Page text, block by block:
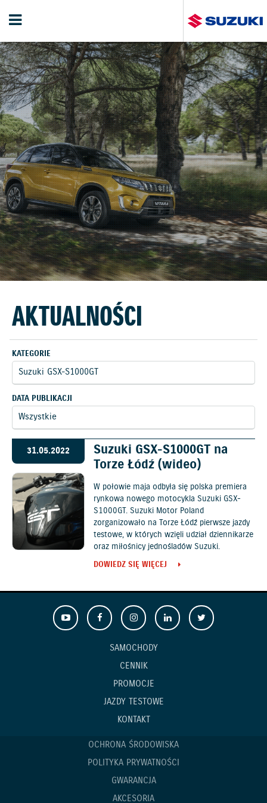
AKTUALNOŚCI
KATEGORIE
DATA PUBLIKACJI
31.05.2022
Suzuki GSX-S1000GT na
Torze Łódź (wideo)
W połowie maja odbyła się polska premiera
rynkowa nowego motocykla Suzuki GSX-
S1000GT. Suzuki Motor Poland
zorganizowało na Torze Łódź pierwsze jazdy
testowe, w których wzięli udział dziennikarze
oraz miłośnicy jednośladów Suzuki.
DOWIEDZ SIĘ WIĘCEJ
SAMOCHODY
CENNIK
PROMOCJE
JAZDY TESTOWE
KONTAKT
OCHRONA ŚRODOWISKA
POLITYKA PRYWATNOŚCI
GWARANCJA
AKCESORIA